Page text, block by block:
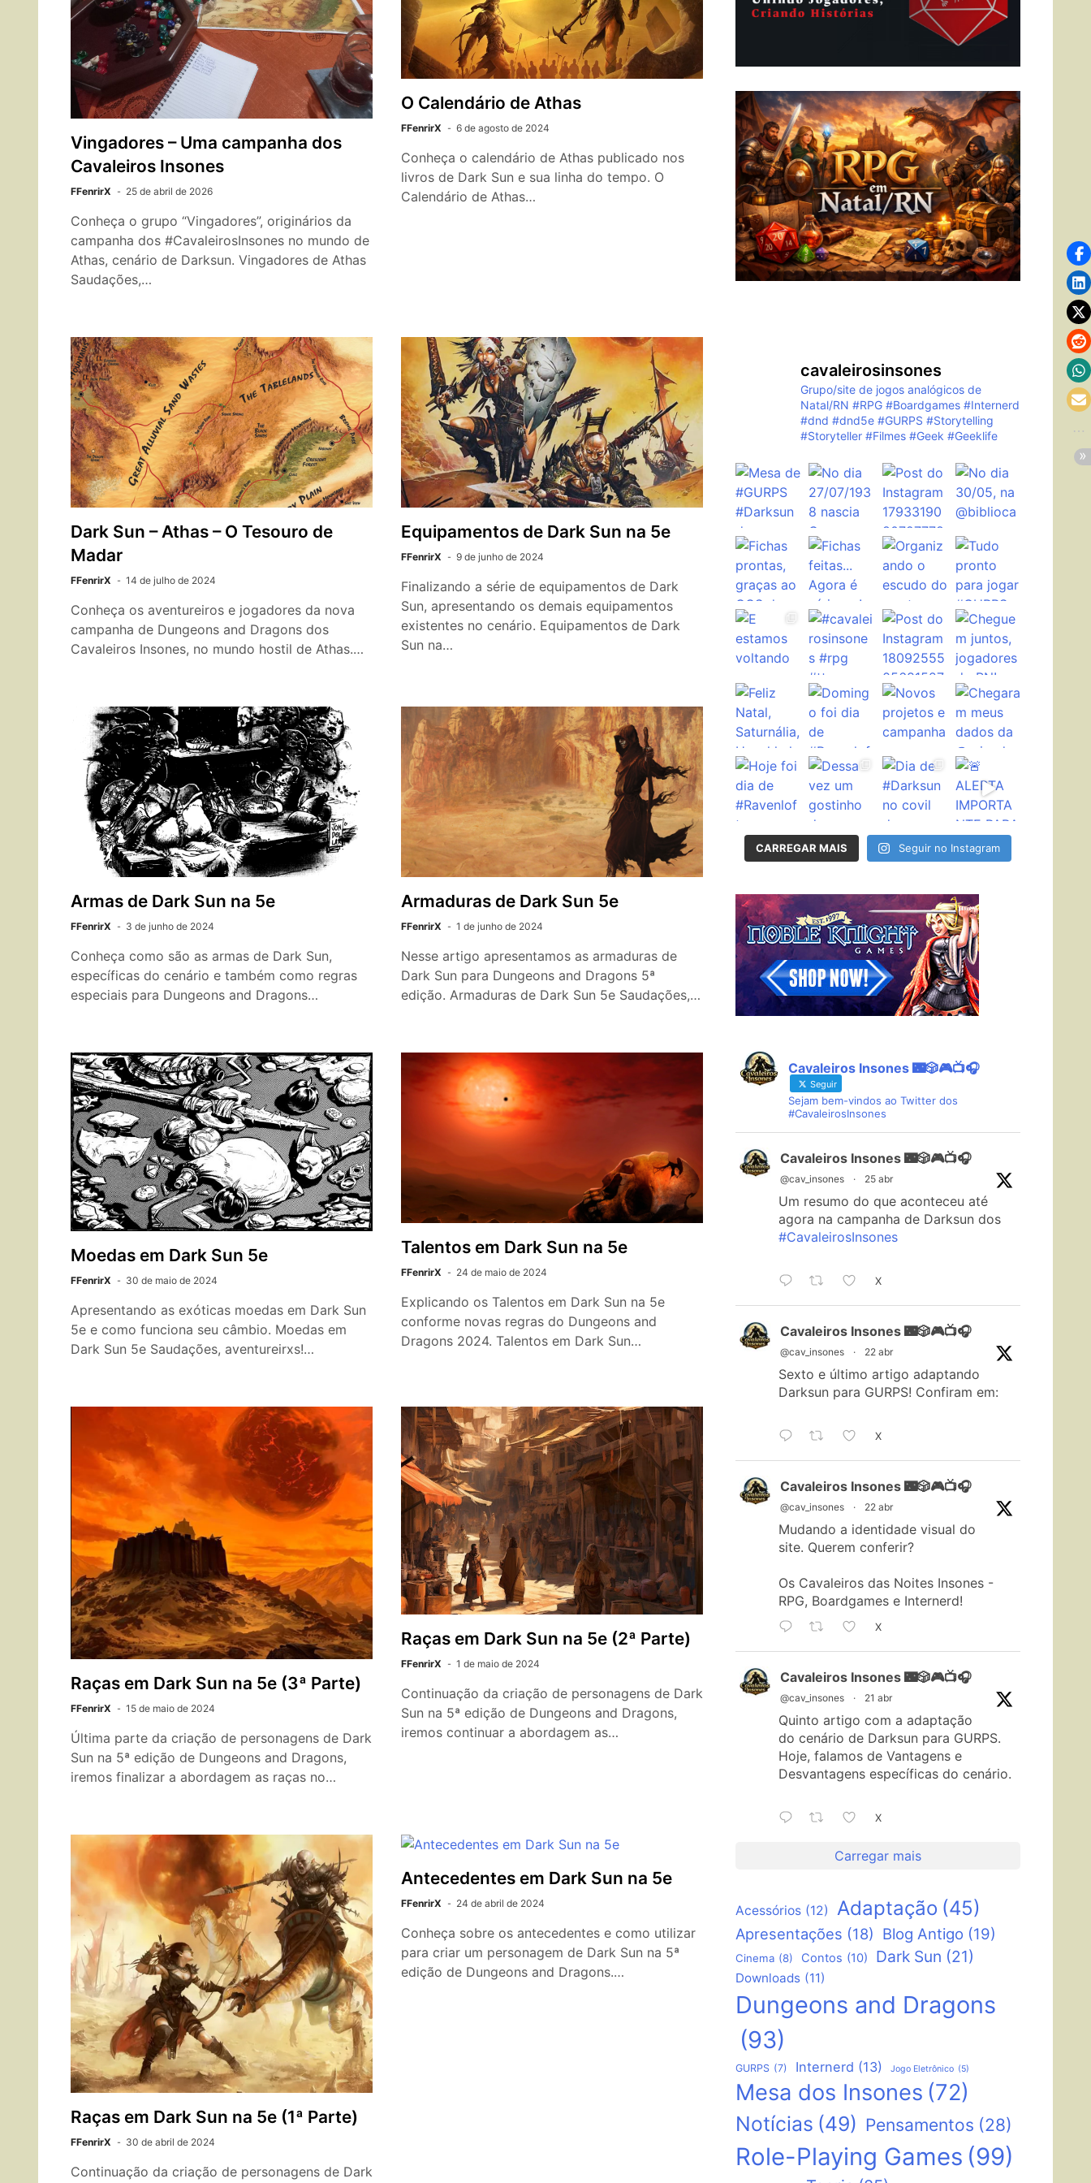
Vingadores – Uma campanha dos
Cavaleiros Insones
FFenrirX 25 de abril de 2026
Conheça o grupo “Vingadores”, originários da
campanha dos #CavaleirosInsones no mundo de
Athas, cenário de Darksun. Vingadores de Athas
Saudações,…
O Calendário de Athas
FFenrirX 6 de agosto de 2024
Conheça o calendário de Athas publicado nos
livros de Dark Sun e sua linha do tempo. O
Calendário de Athas…
Dark Sun – Athas – O Tesouro de
Madar
FFenrirX 14 de julho de 2024
Conheça os aventureiros e jogadores da nova
campanha de Dungeons and Dragons dos
Cavaleiros Insones, no mundo hostil de Athas.…
Equipamentos de Dark Sun na 5e
FFenrirX 9 de junho de 2024
Finalizando a série de equipamentos de Dark
Sun, apresentando os demais equipamentos
existentes no cenário. Equipamentos de Dark
Sun na…
Armas de Dark Sun na 5e
FFenrirX 3 de junho de 2024
Conheça como são as armas de Dark Sun,
específicas do cenário e também como regras
especiais para Dungeons and Dragons…
Armaduras de Dark Sun 5e
FFenrirX 1 de junho de 2024
Nesse artigo apresentamos as armaduras de
Dark Sun para Dungeons and Dragons 5ª
edição. Armaduras de Dark Sun 5e Saudações,…
Moedas em Dark Sun 5e
FFenrirX 30 de maio de 2024
Apresentando as exóticas moedas em Dark Sun
5e e como funciona seu câmbio. Moedas em
Dark Sun 5e Saudações, aventureirxs!…
Talentos em Dark Sun na 5e
FFenrirX 24 de maio de 2024
Explicando os Talentos em Dark Sun na 5e
conforme novas regras do Dungeons and
Dragons 2024. Talentos em Dark Sun…
Raças em Dark Sun na 5e (3ª Parte)
FFenrirX 15 de maio de 2024
Última parte da criação de personagens de Dark
Sun na 5ª edição de Dungeons and Dragons,
iremos finalizar a abordagem as raças no…
Raças em Dark Sun na 5e (2ª Parte)
FFenrirX 1 de maio de 2024
Continuação da criação de personagens de Dark
Sun na 5ª edição de Dungeons and Dragons,
iremos continuar a abordagem as…
Raças em Dark Sun na 5e (1ª Parte)
FFenrirX 30 de abril de 2024
Continuação da criação de personagens de Dark
Antecedentes em Dark Sun na 5e
FFenrirX 24 de abril de 2024
Conheça sobre os antecedentes e como utilizar
para criar um personagem de Dark Sun na 5ª
edição de Dungeons and Dragons.…
cavaleirosinsones
Grupo/site de jogos analógicos de
Natal/RN #RPG #Boardgames #Internerd
#dnd #dnd5e #GURPS #Storytelling
#Storyteller #Filmes #Geek #Geeklife
CARREGAR MAIS Seguir no Instagram
Cavaleiros Insones 🌃🎲🎮📺🎧
Seguir
Sejam bem-vindos ao Twitter dos
#CavaleirosInsones
Cavaleiros Insones 🌃🎲🎮📺🎧
@cav_insones · 25 abr
Um resumo do que aconteceu até
agora na campanha de Darksun dos
#CavaleirosInsones
X
Cavaleiros Insones 🌃🎲🎮📺🎧
@cav_insones · 22 abr
Sexto e último artigo adaptando
Darksun para GURPS! Confiram em:
X
Cavaleiros Insones 🌃🎲🎮📺🎧
@cav_insones · 22 abr
Mudando a identidade visual do
site. Querem conferir?
Os Cavaleiros das Noites Insones -
RPG, Boardgames e Internerd!
X
Cavaleiros Insones 🌃🎲🎮📺🎧
@cav_insones · 21 abr
Quinto artigo com a adaptação
do cenário de Darksun para GURPS.
Hoje, falamos de Vantagens e
Desvantagens específicas do cenário.
X
Carregar mais
Acessórios (12) Adaptação (45)
Apresentações (18) Blog Antigo (19)
Cinema (8) Contos (10) Dark Sun (21)
Downloads (11)
Dungeons and Dragons
(93)
GURPS (7) Internerd (13) Jogo Eletrônico (5)
Mesa dos Insones (72)
Notícias (49) Pensamentos (28)
Role-Playing Games (99)